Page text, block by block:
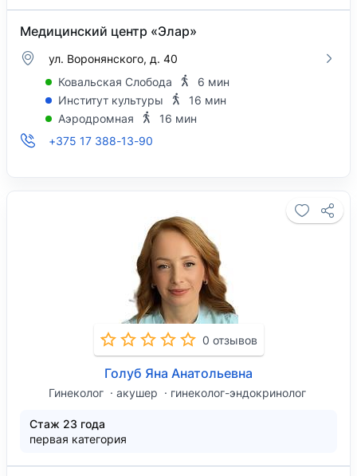
Медицинский центр «Элар»
ул. Воронянского, д. 40
Ковальская Слобода
6 мин
Институт культуры
16 мин
Аэродромная
16 мин
+375 17 388-13-90
0 отзывов
Голуб Яна Анатольевна
Гинеколог акушер гинеколог-эндокринолог
Стаж 23 года
первая категория